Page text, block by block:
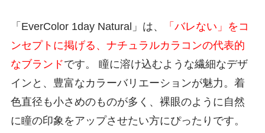
「EverColor 1day Natural」は、
「バレない」をコ
ンセプトに掲げる、ナチュラルカラコンの代表的
なブランドです。 瞳に溶け込むような繊細なデザ
インと、豊富なカラーバリエーションが魅力。着
色直径も小さめのものが多く、裸眼のように自然
に瞳の印象をアップさせたい方にぴったりです。